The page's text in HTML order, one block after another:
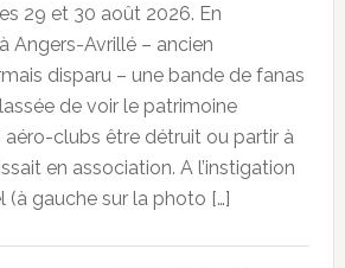
29 et 30 août 2026. En
Angers-Avrillé – ancien
disparu – une bande de fanas
de voir le patrimoine
aéro-clubs être détruit ou partir à
en association. A l’instigation
(à gauche sur la photo […]